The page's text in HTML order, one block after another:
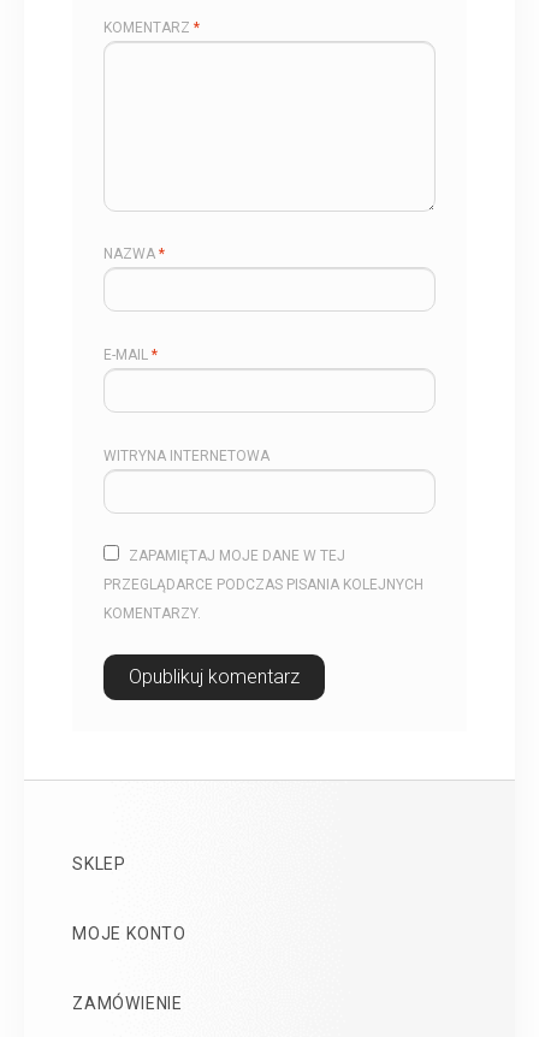
SKLEP
MOJE KONTO
ZAMÓWIENIE
KOMENTARZ *
NAZWA *
E-MAIL *
WITRYNA INTERNETOWA
ZAPAMIĘTAJ MOJE DANE W TEJ
PRZEGLĄDARCE PODCZAS PISANIA KOLEJNYCH
KOMENTARZY.